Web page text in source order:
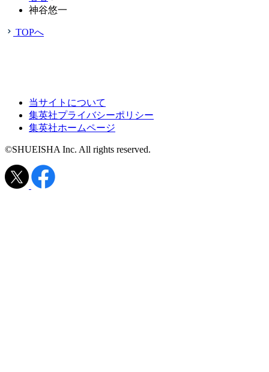
神谷悠一
TOPへ
当サイトについて
集英社プライバシーポリシー
集英社ホームページ
©SHUEISHA Inc. All rights reserved.